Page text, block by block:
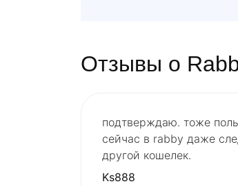
Отзывы о
подтверждаю. тоже
сейчас в rabby даже
другой кошелек.
Ks888